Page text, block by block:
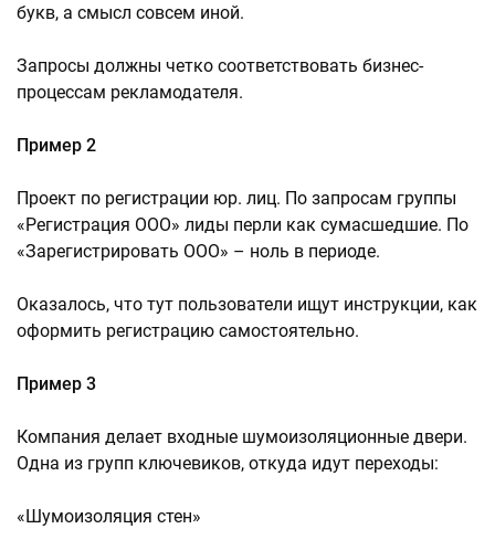
букв, а смысл совсем иной.
Запросы должны четко соответствовать бизнес-
процессам рекламодателя.
Пример 2
Проект по регистрации юр. лиц. По запросам группы
«Регистрация ООО» лиды перли как сумасшедшие. По
«Зарегистрировать ООО» – ноль в периоде.
Оказалось, что тут пользователи ищут инструкции, как
оформить регистрацию самостоятельно.
Пример 3
Компания делает входные шумоизоляционные двери.
Одна из групп ключевиков, откуда идут переходы:
«Шумоизоляция стен»